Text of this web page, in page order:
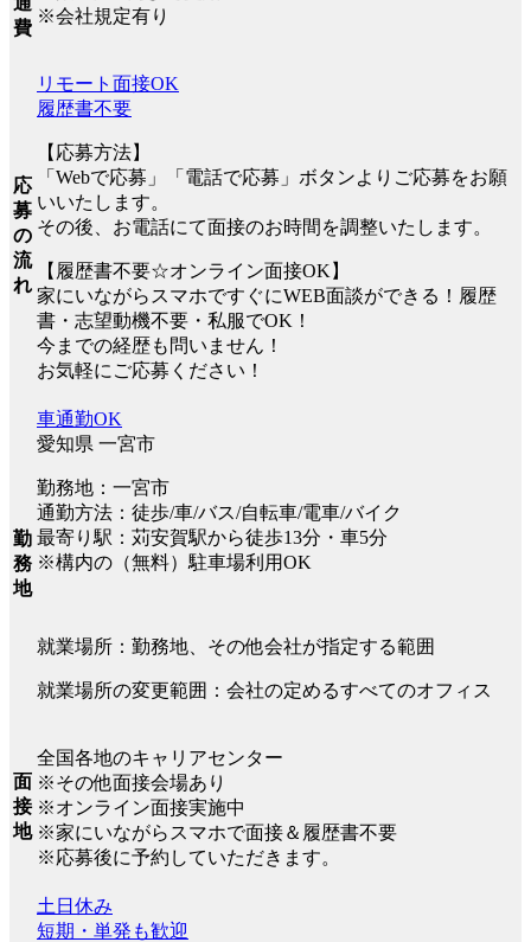
費
※会社規定有り
応
募
の
流
れ
リモート面接OK
履歴書不要
【応募方法】
「Webで応募」「電話で応募」ボタンよりご応募をお願
いいたします。
その後、お電話にて面接のお時間を調整いたします。
【履歴書不要☆オンライン面接OK】
家にいながらスマホですぐにWEB面談ができる！履歴
書・志望動機不要・私服でOK！
今までの経歴も問いません！
お気軽にご応募ください！
勤
務
地
車通勤OK
愛知県 一宮市
勤務地：一宮市
通勤方法：徒歩/車/バス/自転車/電車/バイク
最寄り駅：苅安賀駅から徒歩13分・車5分
※構内の（無料）駐車場利用OK
就業場所：勤務地、その他会社が指定する範囲
就業場所の変更範囲：会社の定めるすべてのオフィス
面
接
地
全国各地のキャリアセンター
※その他面接会場あり
※オンライン面接実施中
※家にいながらスマホで面接＆履歴書不要
※応募後に予約していただきます。
土日休み
短期・単発も歓迎